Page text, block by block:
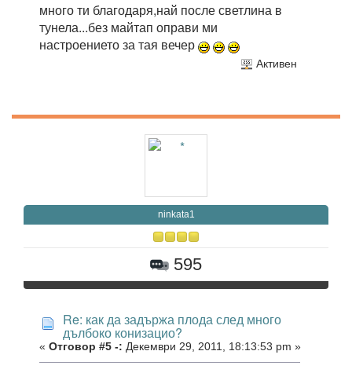
много ти благодаря,най после светлина в
тунела...без майтап оправи ми
настроението за тая вечер
Активен
ninkata1
595
Re: как да задържа плода след много
дълбоко конизацио?
« Отговор #5 -: Декември 29, 2011, 18:13:53 pm »